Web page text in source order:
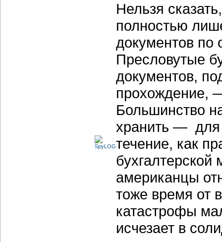
Нельзя
полностью
документов по
Пресловутые
документов,
прохождение,
Большинство
хранить — для
течение, как
бухгалтерской
американцы
тоже время от
катастрофы
исчезает в